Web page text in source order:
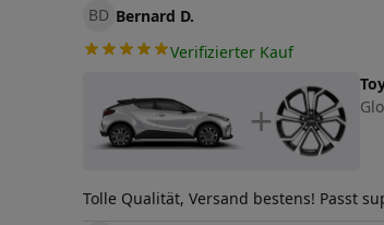
BD Bernard D.
Verifizierter Kauf
+
Tolle Qualität, Versand bestens! Passt